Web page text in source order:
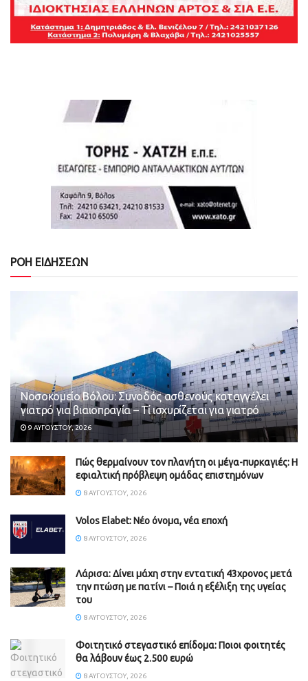
ΡΟΗ ΕΙΔΗΣΕΩΝ
Νοσοκομείο Βόλου: Συνοδός ασθενούς καταγγέλει
γιατρό για βιαιοπραγία – Τί ισχυρίζεται για γιατρό
9 ΑΥΓΟΎΣΤΟΥ, 2026
Πώς θερμαίνουν τον πλανήτη οι μέγα-πυρκαγιές: Η
εφιαλτική πρόβλεψη ομάδας επιστημόνων
8 ΑΥΓΟΎΣΤΟΥ, 2026
Volos Elabet: Νέο όνομα, νέα εποχή
8 ΑΥΓΟΎΣΤΟΥ, 2026
Λάρισα: Δίνει μάχη στην εντατική 43χρονος μετά
την πτώση με πατίνι – Ποιά η εξέλιξη της υγείας
του
8 ΑΥΓΟΎΣΤΟΥ, 2026
Φοιτητικό στεγαστικό επίδομα: Ποιοι φοιτητές
θα λάβουν έως 2.500 ευρώ
8 ΑΥΓΟΎΣΤΟΥ, 2026